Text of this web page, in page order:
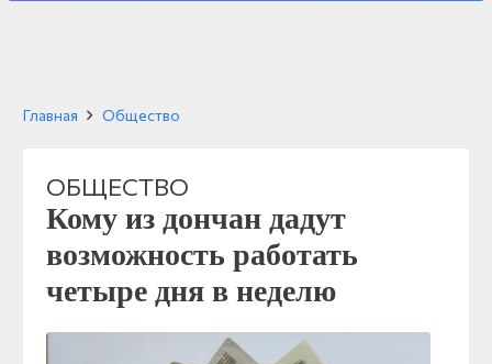
Главная Общество
ОБЩЕСТВО
Кому из дончан дадут
возможность работать
четыре дня в неделю